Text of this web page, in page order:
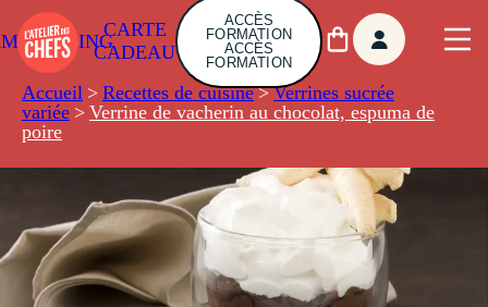
CARTE
CADEAU
ACCÈS
FORMATION
ACCÈS
FORMATION
Accueil > Recettes de cuisine > Verrines sucrée
variée > Verrine de vacherin au chocolat, espuma de
poire